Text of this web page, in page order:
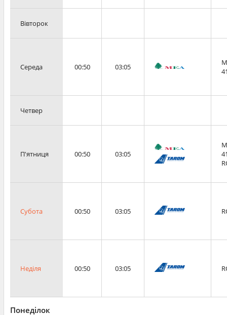
Вівторок
Середа 00:50 03:05
Четвер
П'ятниця 00:50 03:05
Субота 00:50 03:05
Неділя 00:50 03:05
Понеділок